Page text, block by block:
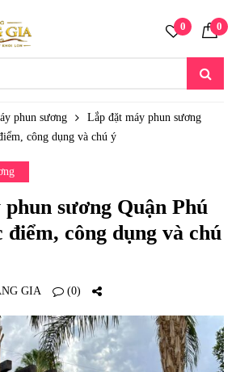
0 0
phun sương
Lắp đặt máy phun sương
công dụng và chú ý
sương Quận Phú
công dụng và chú
GIA (0)